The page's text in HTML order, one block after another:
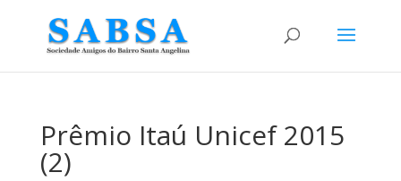
Prêmio Itaú Unicef 2015
(2)